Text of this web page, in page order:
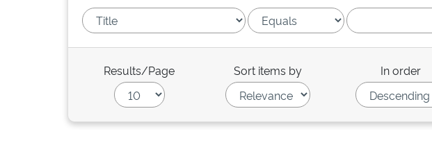
Results/Page Sort items by In order